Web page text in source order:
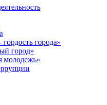
города»
город»
молодежь»